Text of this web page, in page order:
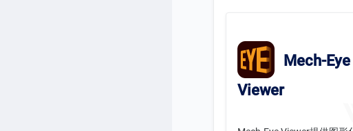
Mech-Eye
Viewer